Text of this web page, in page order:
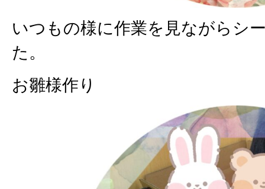
いつもの様に作業を見ながらシ
た。
お雛様作り